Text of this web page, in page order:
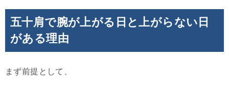
五十肩で腕が上がる日と上がらない日
がある理由
まず前提として、